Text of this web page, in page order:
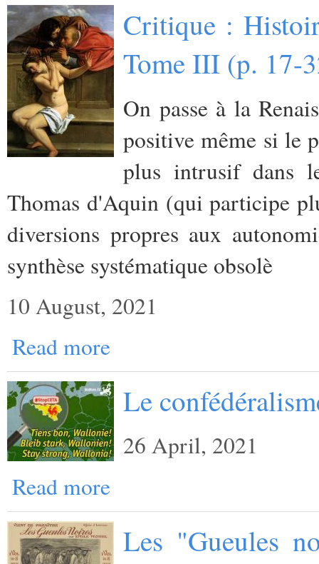
Critique :
Tome III (p. 17-
On passe à la
positive même si le
plus intrusif dans
Thomas d'Aquin (qui participe
diversions propres aux
synthèse systématique obsolè
10 August, 2021
Read more
Le
26 April, 2021
Read more
Les "Gueules